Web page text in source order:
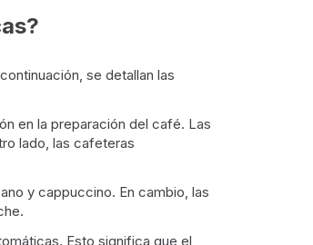
se detallan las
en la preparación del café. Las
lado, las cafeteras
y cappuccino. En cambio, las
Esto significa que el